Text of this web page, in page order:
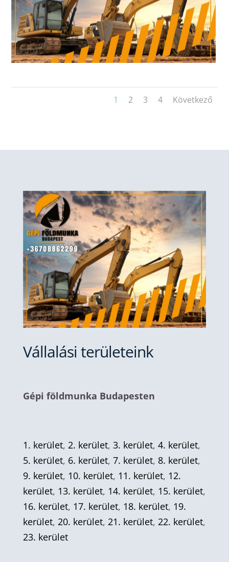
1 2 3 4 Következő
Vállalási területeink
Gépi földmunka Budapesten
1. kerület, 2. kerület, 3. kerület, 4. kerület,
5. kerület, 6. kerület, 7. kerület, 8. kerület,
9. kerület, 10. kerület, 11. kerület, 12.
kerület, 13. kerület, 14. kerület, 15. kerület,
16. kerület, 17. kerület, 18. kerület, 19.
kerület, 20. kerület, 21. kerület, 22. kerület,
23. kerület